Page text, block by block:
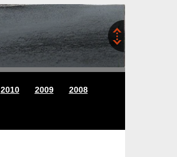
поиск
2010 2009 2008